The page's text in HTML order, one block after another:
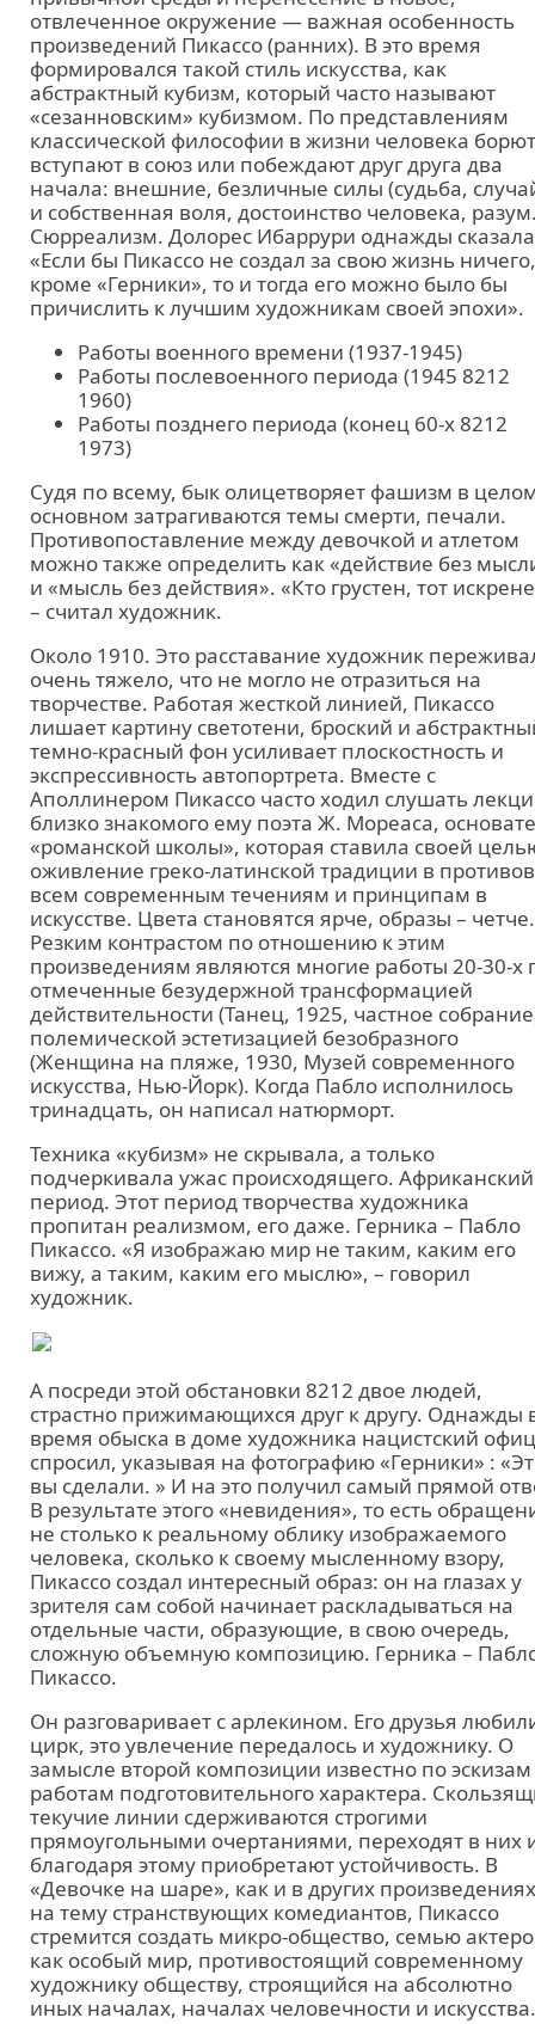
отвлеченное окружение — важная особенность
произведений Пикассо (ранних). В это время
формировался такой стиль искусства, как
абстрактный кубизм, который часто называют
«сезанновским» кубизмом. По представлениям
классической философии в жизни человека
вступают в союз или побеждают друг друга два
начала: внешние, безличные силы (судьба,
и собственная воля, достоинство человека,
Сюрреализм. Долорес Ибаррури однажды
«Если бы Пикассо не создал за свою жизнь ничего,
кроме «Герники», то и тогда его можно было бы
причислить к лучшим художникам своей эпохи».
Работы военного времени (1937-1945)
Работы послевоенного периода (1945 8212
1960)
Работы позднего периода (конец 60-х 8212
1973)
Судя по всему, бык олицетворяет фашизм в
основном затрагиваются темы смерти, печали.
Противопоставление между девочкой и атлетом
можно также определить как «действие без
и «мысль без действия». «Кто грустен, тот
– считал художник.
Около 1910. Это расставание художник
очень тяжело, что не могло не отразиться на
творчестве. Работая жесткой линией, Пикассо
лишает картину светотени, броский и
темно-красный фон усиливает плоскостность и
экспрессивность автопортрета. Вместе с
Аполлинером Пикассо часто ходил слушать
близко знакомого ему поэта Ж. Мореаса,
«романской школы», которая ставила своей
оживление греко-латинской традиции в
всем современным течениям и принципам в
искусстве. Цвета становятся ярче, образы – четче.
Резким контрастом по отношению к этим
произведениям являются многие работы 20-30-х
отмеченные безудержной трансформацией
действительности (Танец, 1925, частное
полемической эстетизацией безобразного
(Женщина на пляже, 1930, Музей современного
искусства, Нью-Йорк). Когда Пабло исполнилось
тринадцать, он написал натюрморт.
Техника «кубизм» не скрывала, а только
подчеркивала ужас происходящего. Африканский
период. Этот период творчества художника
пропитан реализмом, его даже. Герника – Пабло
Пикассо. «Я изображаю мир не таким, каким его
вижу, а таким, каким его мыслю», – говорил
художник.
А посреди этой обстановки 8212 двое людей,
страстно прижимающихся друг к другу. Однажды
время обыска в доме художника нацистский
спросил, указывая на фотографию «Герники» :
вы сделали. » И на это получил самый прямой
В результате этого «невидения», то есть
не столько к реальному облику изображаемого
человека, сколько к своему мысленному взору,
Пикассо создал интересный образ: он на глазах у
зрителя сам собой начинает раскладываться на
отдельные части, образующие, в свою очередь,
сложную объемную композицию. Герника –
Пикассо.
Он разговаривает с арлекином. Его друзья
цирк, это увлечение передалось и художнику. О
замысле второй композиции известно по
работам подготовительного характера.
текучие линии сдерживаются строгими
прямоугольными очертаниями, переходят в них
благодаря этому приобретают устойчивость. В
«Девочке на шаре», как и в других произведениях
на тему странствующих комедиантов, Пикассо
стремится создать микро-общество, семью
как особый мир, противостоящий современному
художнику обществу, строящийся на абсолютно
иных началах, началах человечности и искусства.